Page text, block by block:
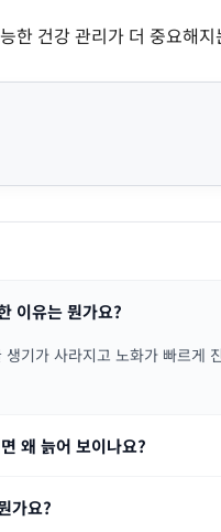
한 건강 관리가 더 중요해
이유는 뭔가요?
기가 사라지고 노화가 빠르게
왜 늙어 보이나요?
가요?